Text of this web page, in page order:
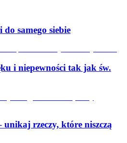
do samego siebie
i niepewności tak jak św.
rzeczy, które niszczą